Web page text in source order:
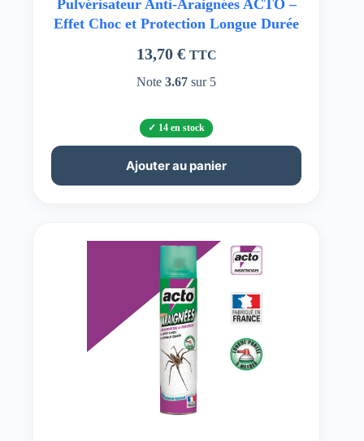
Pulvérisateur Anti-Araignées ACTO –
Effet Choc et Protection Longue Durée
13,70 € TTC
Note3.67 sur 5
14 en stock
Ajouter au panier